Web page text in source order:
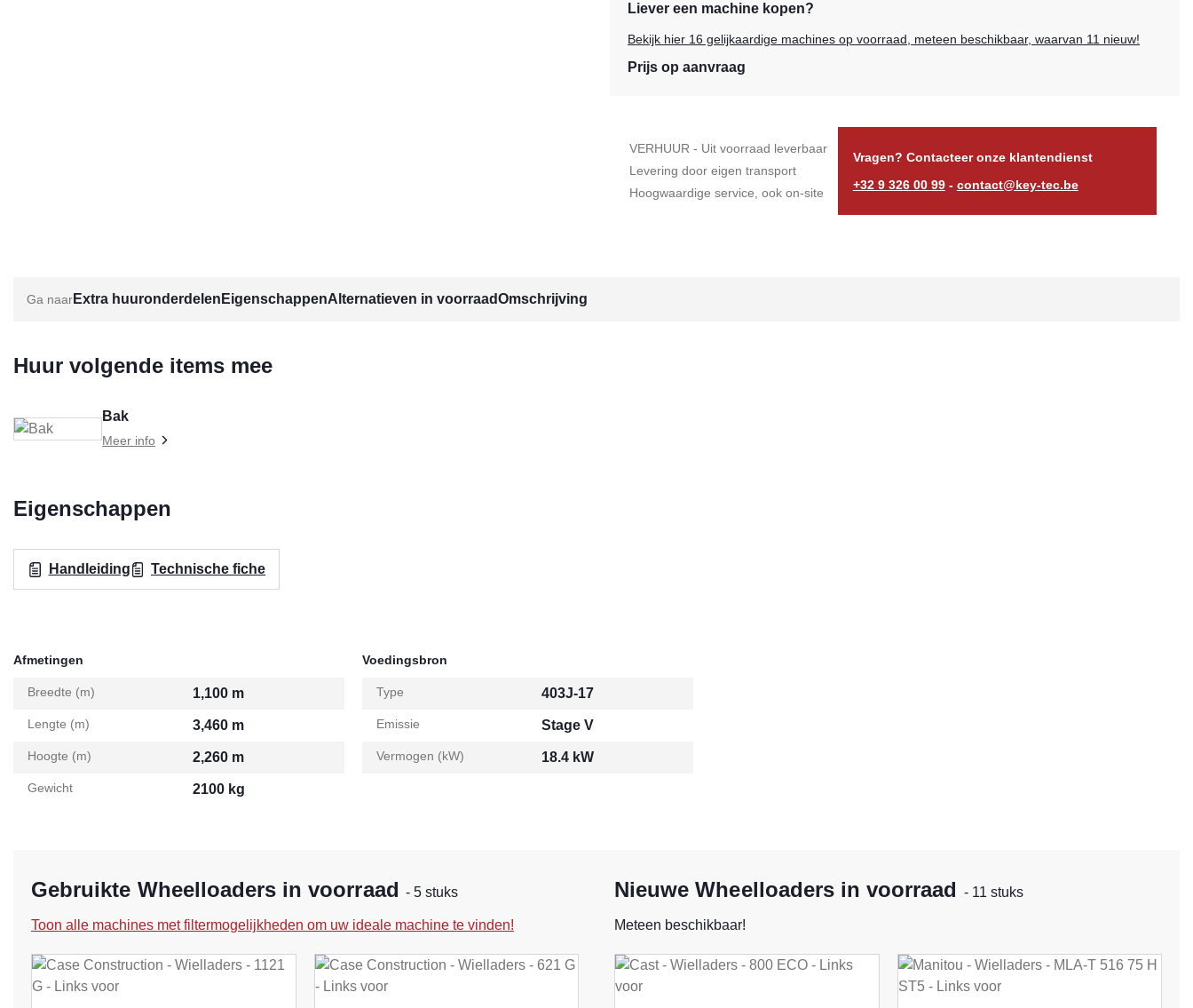
Liever een machine kopen?
Bekijk hier 16 gelijkaardige machines op voorraad, meteen beschikbaar, waarvan 11 nieuw!
Prijs op aanvraag
VERHUUR - Uit voorraad leverbaar
Levering door eigen transport
Hoogwaardige service, ook on-site
Vragen? Contacteer onze klantendienst
+32 9 326 00 99- contact@key-tec.be
Extra huuronderdelen EigenschappenAlternatieven in voorraadOmschrijving
Huur volgende items mee
Bak
Meer info
Eigenschappen
Handleiding Technische fiche
Afmetingen
Breedte (m) 1,100 m
Lengte (m) 3,460 m
Hoogte (m) 2,260 m
Gewicht 2100 kg
Voedingsbron
Type 403J-17
Emissie Stage V
Vermogen (kW) 18.4 kW
Gebruikte Wheelloaders in voorraad - 5 stuks
Toon alle machines met filtermogelijkheden om uw ideale machine te vinden!
Nieuwe Wheelloaders in voorraad - 11 stuks
Meteen beschikbaar!